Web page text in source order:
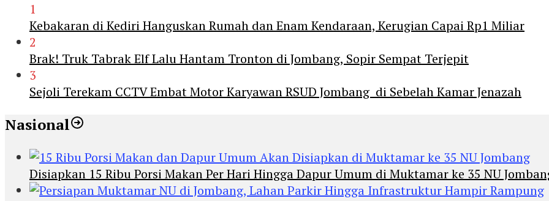
1
Kebakaran di Kediri Hanguskan Rumah dan Enam Kendaraan, Kerugian Capai Rp1 Miliar
2
Brak! Truk Tabrak Elf Lalu Hantam Tronton di Jombang, Sopir Sempat Terjepit
3
Sejoli Terekam CCTV Embat Motor Karyawan RSUD Jombang di Sebelah Kamar Jenazah
Nasional
Disiapkan 15 Ribu Porsi Makan Per Hari Hingga Dapur Umum di Muktamar ke 35 NU